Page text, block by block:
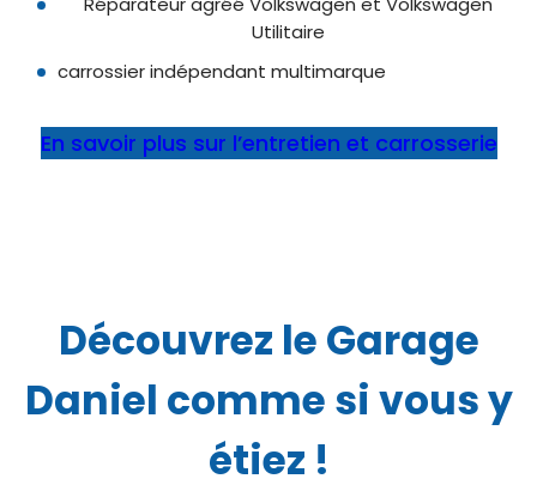
Utilitaire
carrossier indépendant multimarque
En savoir plus sur l’entretien et carrosserie
Découvrez le Garage
Daniel comme si vous y
étiez !